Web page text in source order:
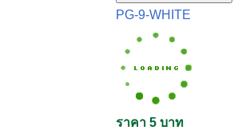
PG-9-WHITE
ราคา 5 บาท